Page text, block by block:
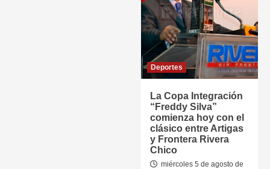
Deportes
La Copa Integración
“Freddy Silva”
comienza hoy con el
clásico entre Artigas
y Frontera Rivera
Chico
miércoles 5 de agosto de